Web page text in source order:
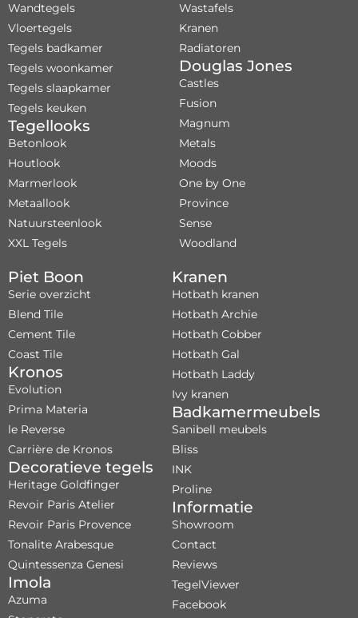
Wandtegels
Vloertegels
Tegels badkamer
Tegels woonkamer
Tegels slaapkamer
Tegels keuken
Tegellooks
Betonlook
Houtlook
Marmerlook
Metaallook
Natuursteenlook
XXL Tegels
Wastafels
Kranen
Radiatoren
Douglas Jones
Castles
Fusion
Magnum
Metals
Moods
One by One
Province
Sense
Woodland
Piet Boon
Serie overzicht
Blend Tile
Cement Tile
Coast Tile
Kronos
Evolution
Prima Materia
le Reverse
Carrière de Kronos
Decoratieve tegels
Heritage Goldfinger
Revoir Paris Atelier
Revoir Paris Provence
Tonalite Arabesque
Quintessenza Genesi
Imola
Azuma
Kranen
Hotbath kranen
Hotbath Archie
Hotbath Cobber
Hotbath Gal
Hotbath Laddy
Ivy kranen
Badkamermeubels
Sanibell meubels
Bliss
INK
Proline
Informatie
Showroom
Contact
Reviews
TegelViewer
Facebook